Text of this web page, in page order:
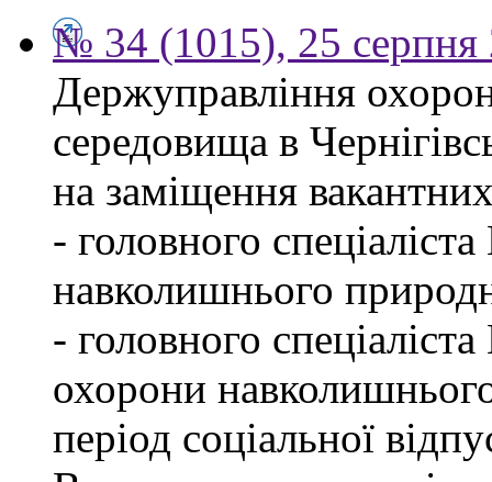
№ 34 (1015), 25 серпня
Держуправління
середовища в
на заміщення
- головного
навколишнього
- головного
охорони
період соціальної